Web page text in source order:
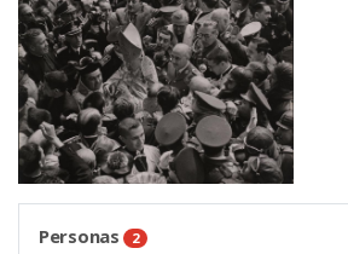
Personas 2